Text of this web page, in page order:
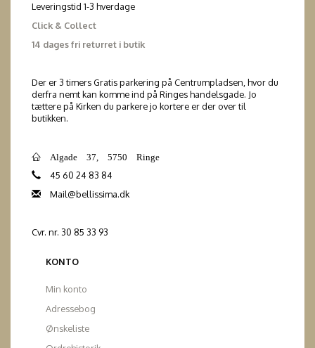
Leveringstid 1-3 hverdage
Click & Collect
14 dages fri returret i butik
Der er 3 timers Gratis parkering på Centrumpladsen, hvor du
derfra nemt kan komme ind på Ringes handelsgade. Jo
tættere på Kirken du parkere jo kortere er der over til
butikken.
Algade 37, 5750 Ringe
45 60 24 83 84
Mail@bellissima.dk
Cvr. nr. 30 85 33 93
KONTO
Min konto
Adressebog
Ønskeliste